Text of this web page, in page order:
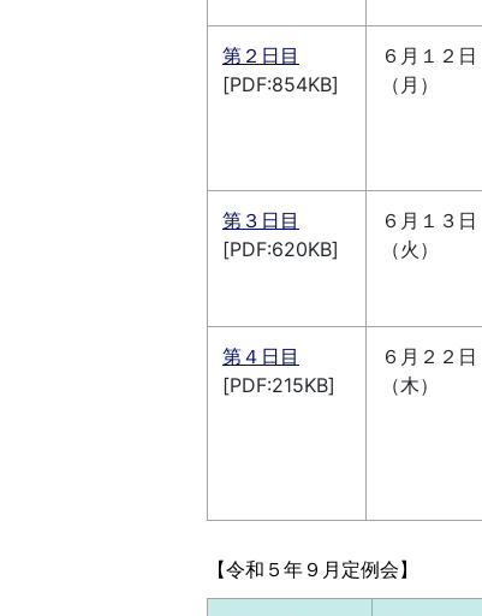
第２日 目
[PDF:854KB]
６月１２日
（月）
第３日目
[PDF:620KB]
６月１３日
（火）
第４日目
[PDF:215KB]
６月２２日
（木）
【令和５年９月定例会】